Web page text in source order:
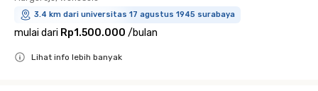
3.4 km dari universitas 17 agustus 1945 surabaya
mulai dari Rp1.500.000 /bulan
Lihat info lebih banyak